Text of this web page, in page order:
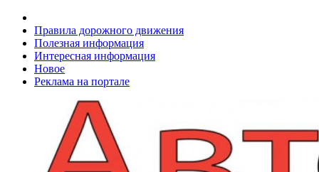
Правила дорожного движения
Полезная информация
Интересная информация
Новое
Реклама на портале